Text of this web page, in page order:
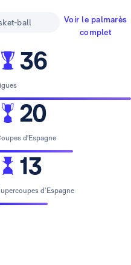
ball
Voir le palmarès
complet
36
20
d'Espagne
13
d’Espagne